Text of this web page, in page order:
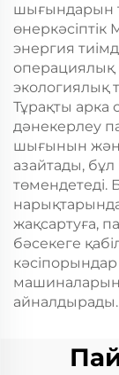
шығындарын
энергия
экологиялық
Тұрақты арка
дәнекерлеу
шығынын және
азайтады,
төмендетеді.
жақсартуға,
бәсекеге
айналдырады.